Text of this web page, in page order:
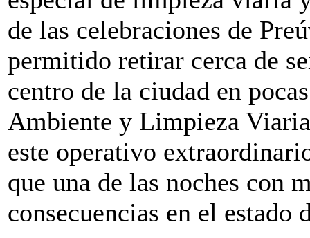
de las celebraciones de
permitido retirar cerca de
centro de la ciudad en
Ambiente y Limpieza
este operativo
que una de las noches con
consecuencias en el estado